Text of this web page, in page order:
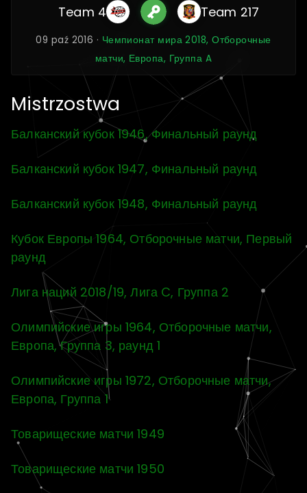
Team 4 Team 217
09 paź 2016 · Чемпионат мира 2018, Отборочные
матчи, Европа, Группа A
Mistrzostwa
Балканский кубок 1946, Финальный раунд
Балканский кубок 1947, Финальный раунд
Балканский кубок 1948, Финальный раунд
Кубок Европы 1964, Отборочные матчи, Первый
раунд
Лига наций 2018/19, Лига C, Группа 2
Олимпийские игры 1964, Отборочные матчи,
Европа, Группа 3, раунд 1
Олимпийские игры 1972, Отборочные матчи,
Европа, Группа 1
Товарищеские матчи 1949
Товарищеские матчи 1950